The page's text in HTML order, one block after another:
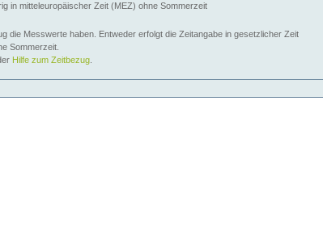
in mitteleuropäischer Zeit (MEZ) ohne Sommerzeit
die Messwerte haben. Entweder erfolgt die Zeitangabe in gesetzlicher Zeit
Sommerzeit.
Hilfe zum Zeitbezug